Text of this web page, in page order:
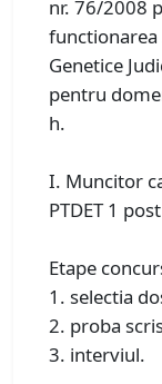
nr. 76/2008
functionarea
Genetice
pentru
h.
I. Muncitor
PTDET 1
Etape
1. selectia
2. proba
3. interviul.